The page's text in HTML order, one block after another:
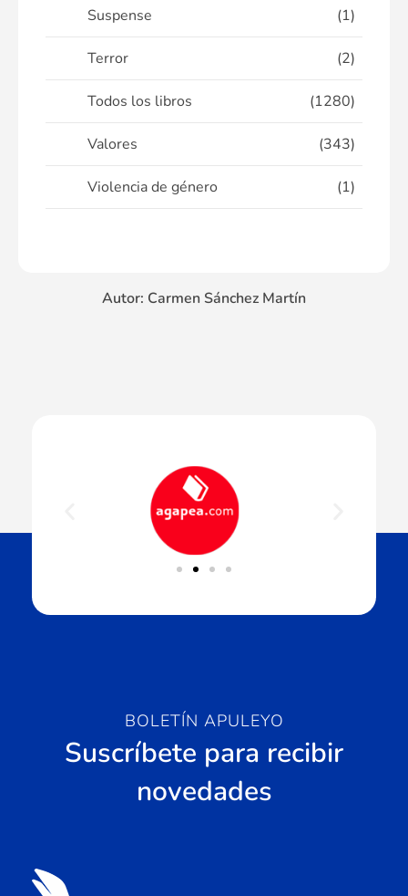
Suspense (1)
Terror (2)
Todos los libros (1280)
Valores (343)
Violencia de género (1)
Autor: Carmen Sánchez Martín
BOLETÍN APULEYO
Suscríbete para recibir
novedades